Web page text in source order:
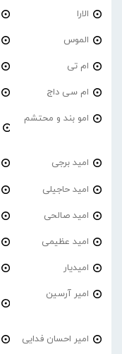
الارا
الموس
ام تی
ام سی داج
امو بند و محتشم
امید برجی
امید حاجیلی
امید صالحی
امید عظیمی
امیدیار
امیر آرسین
امیر احسان فدایی